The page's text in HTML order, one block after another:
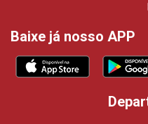
Baixe já nosso APP